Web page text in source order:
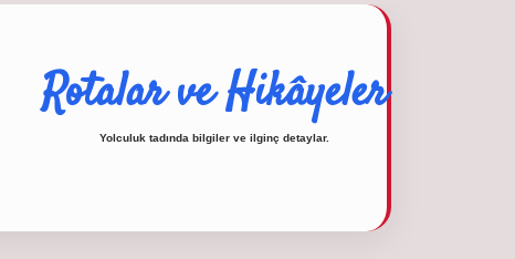
Rotalar ve Hikâyeler
Yolculuk tadında bilgiler ve ilginç detaylar.